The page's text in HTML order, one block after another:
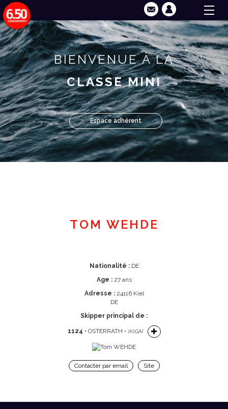
BIENVENUE À LA
CLASSE MINI
Espace adhérent
TOM WEHDE
Nationalité :DE
Age :27 ans
Adresse :24116 Kiel
DE
Skipper principal de :
1124 • OSTERRATH • IKIGAI
Contacter par email Site